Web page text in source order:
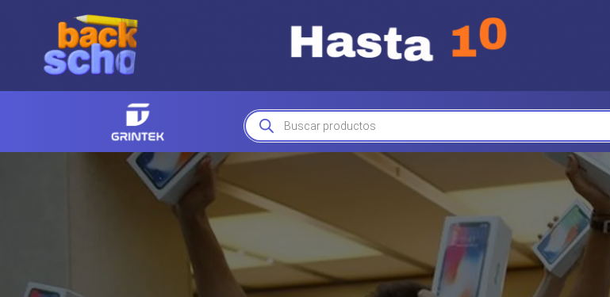
Búsqueda
de
productos